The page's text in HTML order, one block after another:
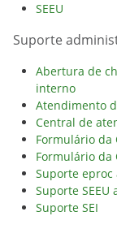
SEEU
Suporte
Abertura de
interno
Atendimento
Central de
Formulário da
Formulário
Suporte eproc
Suporte SEEU
Suporte SEI